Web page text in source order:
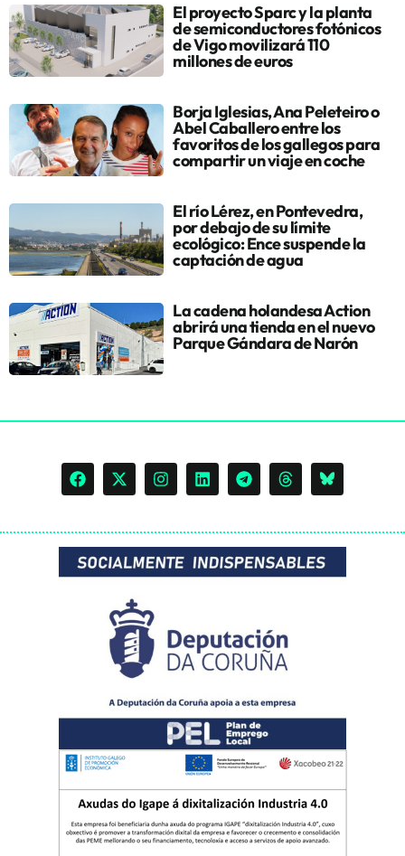
El proyecto Sparc y la planta
de semiconductores fotónicos
de Vigo movilizará 110
millones de euros
Borja Iglesias, Ana Peleteiro o
Abel Caballero entre los
favoritos de los gallegos para
compartir un viaje en coche
El río Lérez, en Pontevedra,
por debajo de su límite
ecológico: Ence suspende la
captación de agua
La cadena holandesa Action
abrirá una tienda en el nuevo
Parque Gándara de Narón